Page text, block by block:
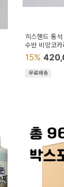
히스핸드 통
수반 비앙코
15%
무료배송